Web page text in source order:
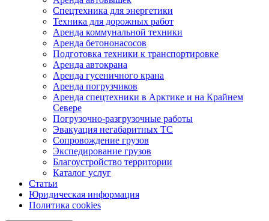
Спецтехника для энергетики
Техника для дорожных работ
Аренда коммунальной техники
Аренда бетононасосов
Подготовка техники к транспортировке
Аренда автокрана
Аренда гусеничного крана
Аренда погрузчиков
Аренда спецтехники в Арктике и на Крайнем
Севере
Погрузочно-разгрузочные работы
Эвакуация негабаритных ТС
Сопровождение грузов
Экспедирование грузов
Благоустройство территории
Каталог услуг
Статьи
Юридическая информация
Политика cookies